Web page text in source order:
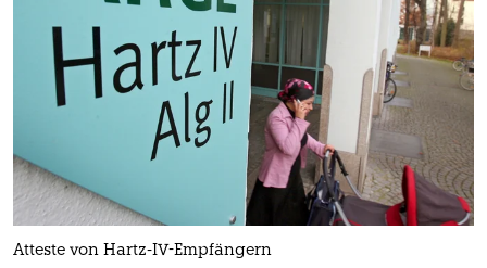
Atteste von Hartz-IV-Empfängern